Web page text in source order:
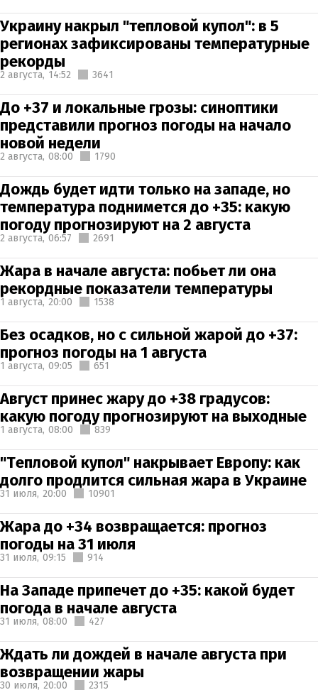
Украину накрыл "тепловой купол": в 5
регионах зафиксированы температурные
рекорды
2 августа, 14:52 3641
До +37 и локальные грозы: синоптики
представили прогноз погоды на начало
новой недели
2 августа, 08:00 1790
Дождь будет идти только на западе, но
температура поднимется до +35: какую
погоду прогнозируют на 2 августа
2 августа, 06:57 2691
Жара в начале августа: побьет ли она
рекордные показатели температуры
1 августа, 20:00 1538
Без осадков, но с сильной жарой до +37:
прогноз погоды на 1 августа
1 августа, 09:05 651
Август принес жару до +38 градусов:
какую погоду прогнозируют на выходные
1 августа, 08:00 839
"Тепловой купол" накрывает Европу: как
долго продлится сильная жара в Украине
31 июля, 20:00 10901
Жара до +34 возвращается: прогноз
погоды на 31 июля
31 июля, 09:15 914
На Западе припечет до +35: какой будет
погода в начале августа
31 июля, 08:00 427
Ждать ли дождей в начале августа при
возвращении жары
30 июля, 20:00 2315